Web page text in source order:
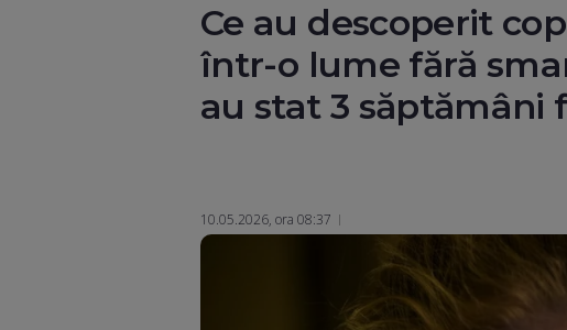
Ce au descoperit
într-o lume fără
au stat 3 săptămâni
10.05.2026, ora 08:37